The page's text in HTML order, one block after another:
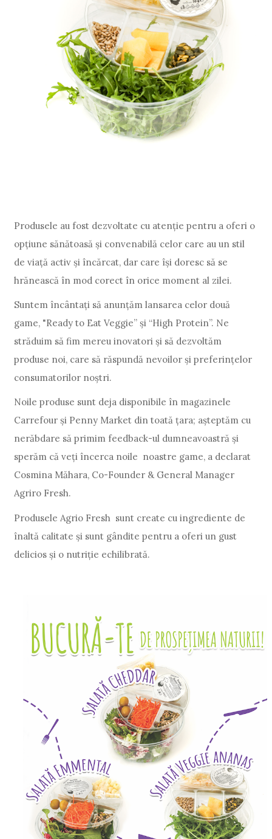
Produsele au fost dezvoltate cu atenție pentru a oferi o
opțiune sănătoasă și convenabilă celor care au un stil
de viață activ și încărcat, dar care își doresc să se
hrănească în mod corect în orice moment al zilei.
Suntem încântați să anunțăm lansarea celor două
game, "Ready to Eat Veggie” și “High Protein”. Ne
străduim să fim mereu inovatori și să dezvoltăm
produse noi, care să răspundă nevoilor și preferințelor
consumatorilor noștri.
Noile produse sunt deja disponibile în magazinele
Carrefour și Penny Market din toată țara; așteptăm cu
nerăbdare să primim feedback-ul dumneavoastră și
sperăm că veți încerca noile noastre game, a declarat
Cosmina Măhara, Co-Founder & General Manager
Agriro Fresh.
Produsele Agrio Fresh sunt create cu ingrediente de
înaltă calitate și sunt gândite pentru a oferi un gust
delicios și o nutriție echilibrată.